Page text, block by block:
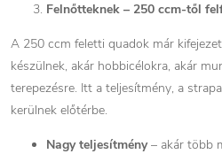
Felnőtteknek – 250 ccm-től
A 250 ccm feletti quadok már
készülnek, akár hobbicélokra, akár
terepezésre. Itt a teljesítmény, a
kerülnek előtérbe.
Nagy teljesítmény– akár több